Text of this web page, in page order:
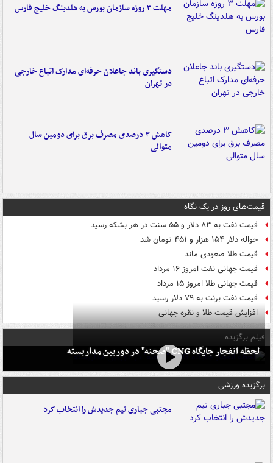
مهلت ۳ روزه سازمان بورس به هلدینگ خلیج فارس
دستگیری باند جاعلان حرفه‌ای مدارک اتباع خارجی
در تهران
کاهش ۳ درصدی مصرف برق برای دومین سال
متوالی
قیمت‌های روز در یک نگاه
قیمت نفت به ۸۳ دلار و ۵۵ سنت در هر بشکه رسید
حواله دلار ۱۵۴ هزار و ۴۵۱ تومان شد
قیمت طلا صعودی ماند
قیمت جهانی نفت امروز ۱۶ مرداد
قیمت جهانی طلا امروز ۱۵ مرداد
قیمت نفت برنت به ۷۹ دلار رسید
افزایش قیمت طلا و نقره جهانی
فیلم برگزیده
لحظه انفجار جایگاه CNG "صحنه" در دوربین مداربسته
برگزیده ورزشی
مجتبی جباری تیم جدیدش را انتخاب کرد